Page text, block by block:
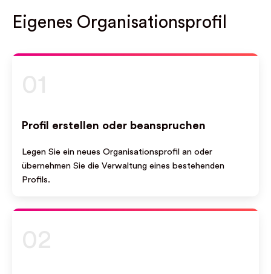
Eigenes Organisationsprofil
Profil erstellen oder beanspruchen
Legen Sie ein neues Organisationsprofil an oder
übernehmen Sie die Verwaltung eines bestehenden
Profils.